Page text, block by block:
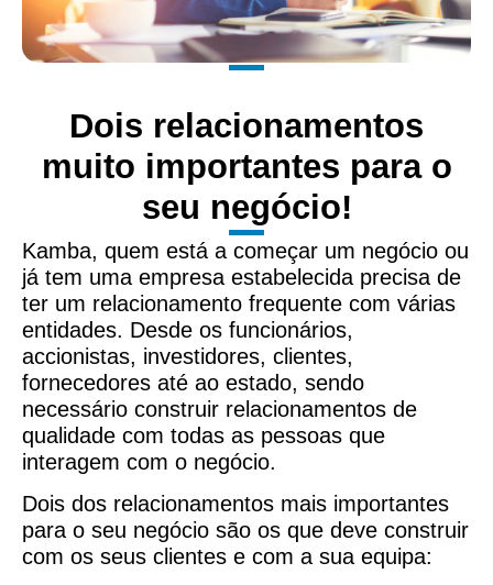
Dois relacionamentos
muito importantes para o
seu negócio!
Kamba, quem está a começar um negócio ou
já tem uma empresa estabelecida precisa de
ter um relacionamento frequente com várias
entidades. Desde os funcionários,
accionistas, investidores, clientes,
fornecedores até ao estado, sendo
necessário construir relacionamentos de
qualidade com todas as pessoas que
interagem com o negócio.
Dois dos relacionamentos mais importantes
para o seu negócio são os que deve construir
com os seus clientes e com a sua equipa: